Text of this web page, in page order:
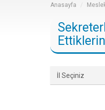
Anasayfa